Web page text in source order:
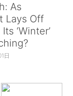
As
Lays Off
‘Winter’
日